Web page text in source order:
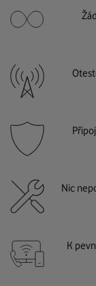
Nic
K